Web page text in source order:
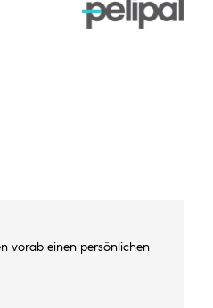
vorab einen persönlichen